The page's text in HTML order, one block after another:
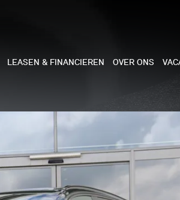
3-DEURS
CABRIO
LEASEN & FINANCIEREN OVER ONS